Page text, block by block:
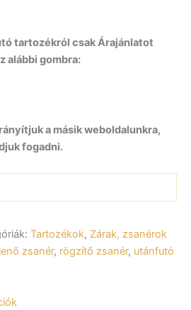
tartozékról csak Árajánlatot
alábbi gombra:
a másik weboldalunkra,
fogadni.
Tartozékok, Zárak, zsanérok
zsanér, rögzítő zsanér, utánfutó